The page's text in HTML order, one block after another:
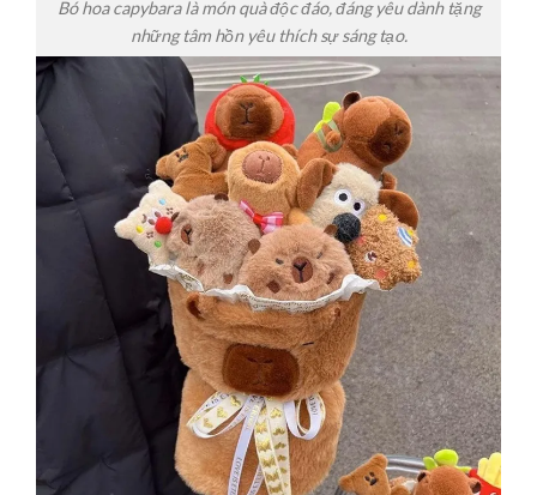
Bó hoa capybara là món quà độc đáo, đáng yêu dành tặng
những tâm hồn yêu thích sự sáng tạo.